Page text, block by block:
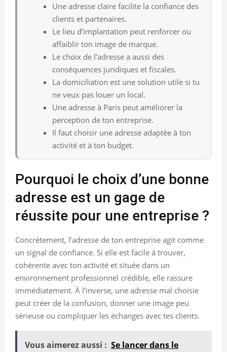
Une adresse claire facilite la confiance des
clients et partenaires.
Le lieu d’implantation peut renforcer ou
affaiblir ton image de marque.
Le choix de l’adresse a aussi des
conséquences juridiques et fiscales.
La domiciliation est une solution utile si tu
ne veux pas louer un local.
Une adresse à Paris peut améliorer la
perception de ton entreprise.
Il faut choisir une adresse adaptée à ton
activité et à ton budget.
Pourquoi le choix d’une bonne
adresse est un gage de
réussite pour une entreprise ?
Concrètement, l’adresse de ton entreprise agit comme
un signal de confiance. Si elle est facile à trouver,
cohérente avec ton activité et située dans un
environnement professionnel crédible, elle rassure
immédiatement. À l’inverse, une adresse mal choisie
peut créer de la confusion, donner une image peu
sérieuse ou compliquer les échanges avec tes clients.
Vous aimerez aussi : Se lancer dans le